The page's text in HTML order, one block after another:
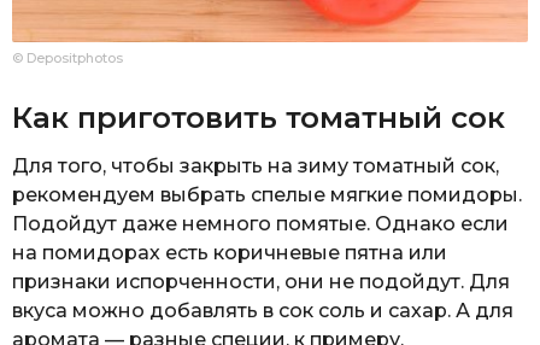
© Depositphotos
Как приготовить томатный сок
Для того, чтобы закрыть на зиму томатный сок,
рекомендуем выбрать спелые мягкие помидоры.
Подойдут даже немного помятые. Однако если
на помидорах есть коричневые пятна или
признаки испорченности, они не подойдут. Для
вкуса можно добавлять в сок соль и сахар. А для
аромата — разные специи, к примеру,